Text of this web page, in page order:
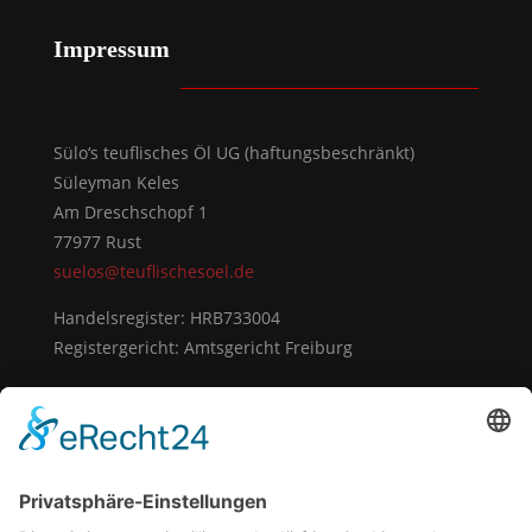
Impressum
Sülo‘s teuflisches Öl UG (haftungsbeschränkt)
Süleyman Keles
Am Dreschschopf 1
77977 Rust
suelos@teuflischesoel.de
Handelsregister: HRB733004
Registergericht: Amtsgericht Freiburg
Vertreten durch:
Süleyman Keles
Telefon: +49 160 4349229